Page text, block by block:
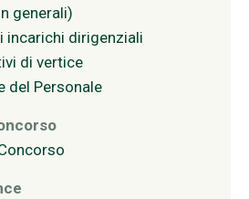
generali)
incarichi dirigenziali
di vertice
del Personale